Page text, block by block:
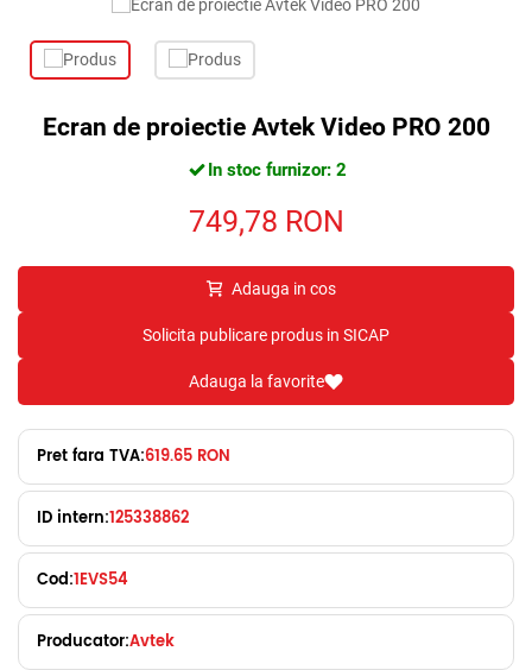
Ecran de proiectie Avtek Video PRO 200
In stoc furnizor: 2
749,78 RON
Adauga in cos
Solicita publicare produs in SICAP
Adauga la favorite
Pret fara TVA:619.65 RON
ID intern:125338862
Cod:1EVS54
Producator:Avtek